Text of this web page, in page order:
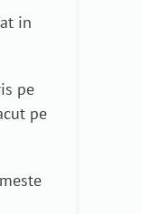
in
pe
pe